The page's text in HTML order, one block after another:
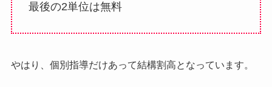
最後の2単位は無料
やはり、個別指導だけあって結構割高となっています。